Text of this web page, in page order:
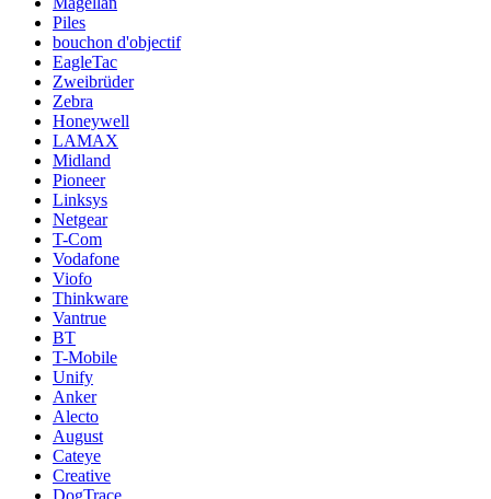
Piles
bouchon d'objectif
EagleTac
Zweibrüder
Zebra
Honeywell
LAMAX
Midland
Pioneer
Linksys
Netgear
T-Com
Vodafone
Viofo
Thinkware
Vantrue
BT
T-Mobile
Unify
Anker
Alecto
August
Cateye
Creative
DogTrace